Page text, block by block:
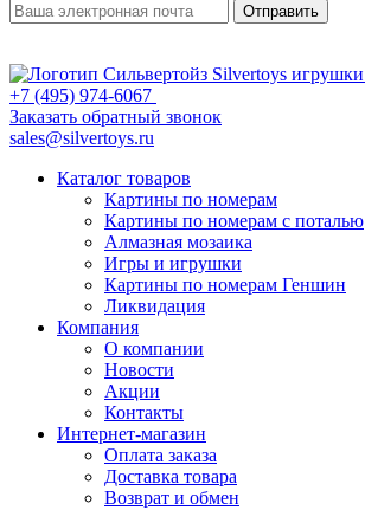
Отправить
+7 (495) 974-6067
Заказать обратный звонок
sales@silvertoys.ru
Каталог товаров
Картины по номерам
Картины по номерам с поталью
Алмазная мозаика
Игры и игрушки
Картины по номерам Геншин
Ликвидация
Компания
О компании
Новости
Акции
Контакты
Интернет-магазин
Оплата заказа
Доставка товара
Возврат и обмен